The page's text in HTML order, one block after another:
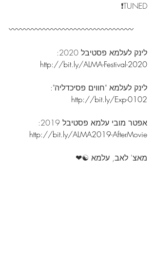
TUNED❗️
〰️〰️〰️〰️〰️〰️〰️〰️〰️〰️〰️〰️〰️〰️〰️〰️
לינק לעלמא פסטיבל 2020:
http://bit.ly/ALMA-Festival-2020
לינק לעלמא "חווים פסיכדליה":
http://bit.ly/Exp-0102
אפטר מובי עלמא פסטיבל 2019:
http://bit.ly/ALMA2019-AfterMovie
מאצ' לאב, עלמא ☯️❤